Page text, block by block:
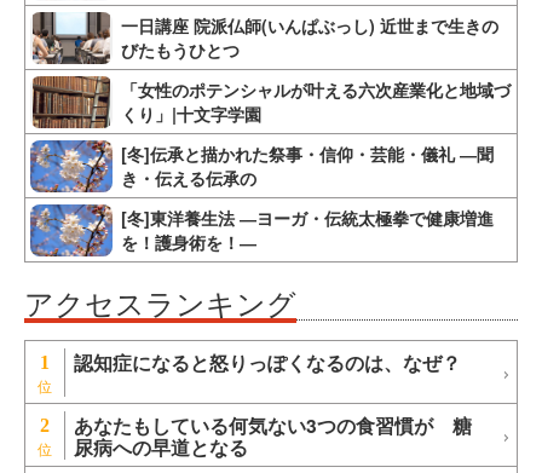
一日講座 院派仏師(いんぱぶっし) 近世まで生きの
びたもうひとつ
「女性のポテンシャルが叶える六次産業化と地域づ
くり」|十文字学園
[冬]伝承と描かれた祭事・信仰・芸能・儀礼 ―聞
き・伝える伝承の
[冬]東洋養生法 ―ヨーガ・伝統太極拳で健康増進
を！護身術を！―
アクセスランキング
1 認知症になると怒りっぽくなるのは、なぜ？
2 あなたもしている何気ない3つの食習慣が 糖
尿病への早道となる